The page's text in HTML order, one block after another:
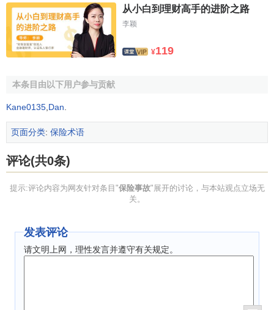
从小白到理财高手的进阶之路
李颖
¥119
本条目由以下用户参与贡献
Kane0135 Dan
页面分类: 保险术语
评论(共0条)
提示:评论内容为网友针对条目"保险事故"展开的讨论，与本站观点立场无
关。
发表评论
请文明上网，理性发言并遵守有关规定。